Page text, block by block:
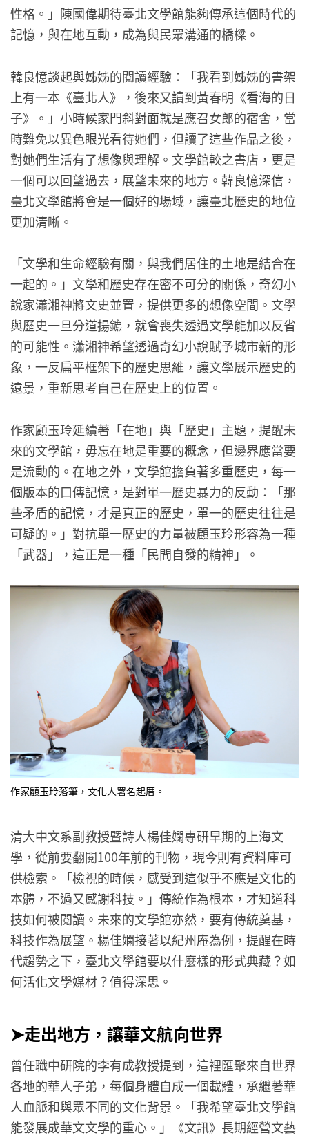
性格。」陳國偉期待臺北文學館能夠傳承這個時代的
記憶，與在地互動，成為與民眾溝通的橋樑。
韓良憶談起與姊姊的閱讀經驗：「我看到姊姊的書架
上有一本《臺北人》，後來又讀到黃春明《看海的日
子》。」小時候家門斜對面就是應召女郎的宿舍，當
時難免以異色眼光看待她們，但讀了這些作品之後，
對她們生活有了想像與理解。文學館較之書店，更是
一個可以回望過去，展望未來的地方。韓良憶深信，
臺北文學館將會是一個好的場域，讓臺北歷史的地位
更加清晰。
「文學和生命經驗有關，與我們居住的土地是結合在
一起的。」文學和歷史存在密不可分的關係，奇幻小
說家瀟湘神將文史並置，提供更多的想像空間。文學
與歷史一旦分道揚鑣，就會喪失透過文學能加以反省
的可能性。瀟湘神希望透過奇幻小說賦予城市新的形
象，一反扁平框架下的歷史思維，讓文學展示歷史的
遠景，重新思考自己在歷史上的位置。
作家顧玉玲延續著「在地」與「歷史」主題，提醒未
來的文學館，毋忘在地是重要的概念，但邊界應當要
是流動的。在地之外，文學館擔負著多重歷史，每一
個版本的口傳記憶，是對單一歷史暴力的反動：「那
些矛盾的記憶，才是真正的歷史，單一的歷史往往是
可疑的。」對抗單一歷史的力量被顧玉玲形容為一種
「武器」，這正是一種「民間自發的精神」。
作家顧玉玲落筆，文化人署名起厝。
清大中文系副教授暨詩人楊佳嫻專研早期的上海文
學，從前要翻閱100年前的刊物，現今則有資料庫可
供檢索。「檢視的時候，感受到這似乎不應是文化的
本體，不過又感謝科技。」傳統作為根本，才知道科
技如何被閱讀。未來的文學館亦然，要有傳統奠基，
科技作為展望。楊佳嫻接著以紀州庵為例，提醒在時
代趨勢之下，臺北文學館要以什麼樣的形式典藏？如
何活化文學媒材？值得深思。
➤走出地方，讓華文航向世界
曾任職中研院的李有成教授提到，這裡匯聚來自世界
各地的華人子弟，每個身體自成一個載體，承繼著華
人血脈和與眾不同的文化背景。「我希望臺北文學館
能發展成華文文學的重心。」《文訊》長期經營文藝